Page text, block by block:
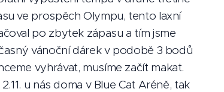
ve prospěch Olympu, tento laxní
po zbytek zápasu a tím jsme
vánoční dárek v podobě 3 bodů
vyhrávat, musíme začít makat.
u nás doma v Blue Cat Aréně, tak